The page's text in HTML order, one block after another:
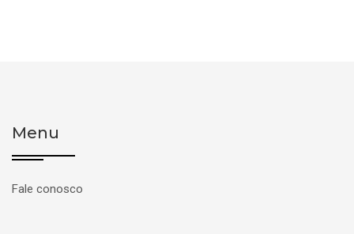
Menu
Fale conosco